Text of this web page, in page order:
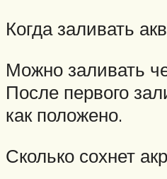
Когда заливать
Можно заливать
После первого
как положено.
Сколько сохнет